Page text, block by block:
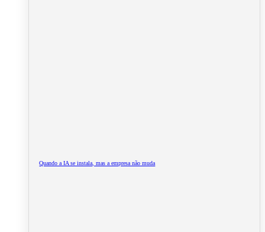
Quando a IA se instala, mas a empresa não muda